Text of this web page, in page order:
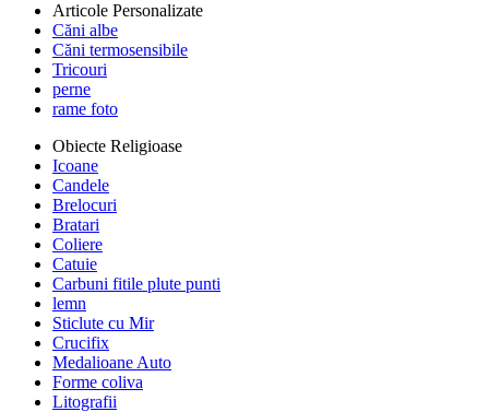
Articole Personalizate
Căni albe
Căni termosensibile
Tricouri
perne
rame foto
Obiecte Religioase
Icoane
Candele
Brelocuri
Bratari
Coliere
Catuie
Carbuni fitile plute punti
lemn
Sticlute cu Mir
Crucifix
Medalioane Auto
Forme coliva
Litografii